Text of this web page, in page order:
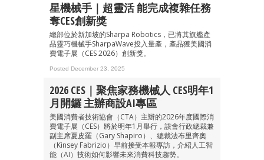
星機械手｜超靈活 能完成複雜任務
奪CES創新獎
總部位於新加坡的Sharpa Robotics，已將其旗艦產
品靈巧機械手SharpaWave投入量產，產品獲美國消
費電子展（CES 2026）創新獎。
Posted December 23, 2025
2026 CES｜聚焦家務機械人 CES明年1
月開鑼 主辦商設AI專區
美國消費者技術協會（CTA）主辦的2026年度國際消
費電子展（CES）將於明年1月舉行，該會行政總裁兼
副主席夏皮羅（Gary Shapiro）、總裁法布里齊奧
（Kinsey Fabrizio）早前接受本報專訪，介紹人工智
能（AI）技術如何影響未來消費科技趨勢。